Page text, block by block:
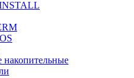
накопительные